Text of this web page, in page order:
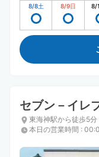
8/8土 8/9日 8/
セブン－イレ
東海神駅から徒歩5分
本日の営業時間 :